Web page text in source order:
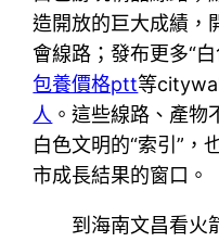
造開放的巨大成績，
會線路；發布更多“
包養價格ptt等
人 。這些線路、產物
白色文明的“索引”，
市成長結果的窗口。
到海南文昌看火